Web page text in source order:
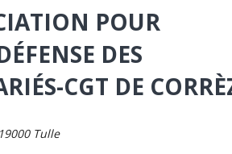
POUR
DES
CGT DE
Tulle